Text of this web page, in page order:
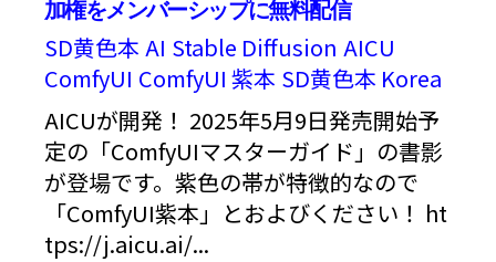
加権をメンバーシップに無料配信
SD黄色本 AI Stable Diffusion AICU
ComfyUI ComfyUI 紫本 SD黄色本 Korea
AICUが開発！ 2025年5月9日発売開始予
定の「ComfyUIマスターガイド」の書影
が登場です。紫色の帯が特徴的なので
「ComfyUI紫本」とおよびください！ ht
tps://j.aicu.ai/...